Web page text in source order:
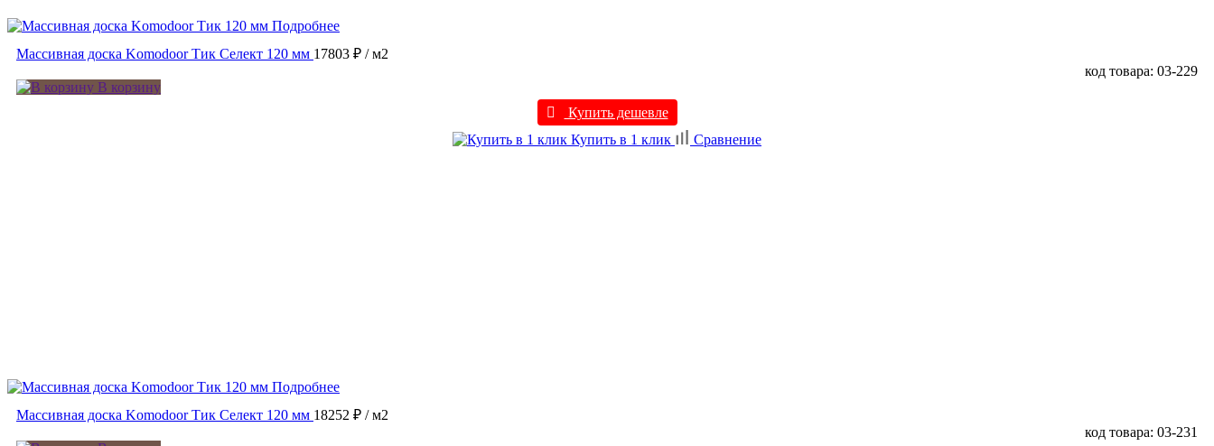
Подробнее
Массивная доска Komodoor Тик Селект 120 мм 17803 ₽ / м2
код товара: 03-229
В корзину
Купить дешевле
Купить в 1 клик
Сравнение
Подробнее
Массивная доска Komodoor Тик Селект 120 мм 18252 ₽ / м2
код товара: 03-231